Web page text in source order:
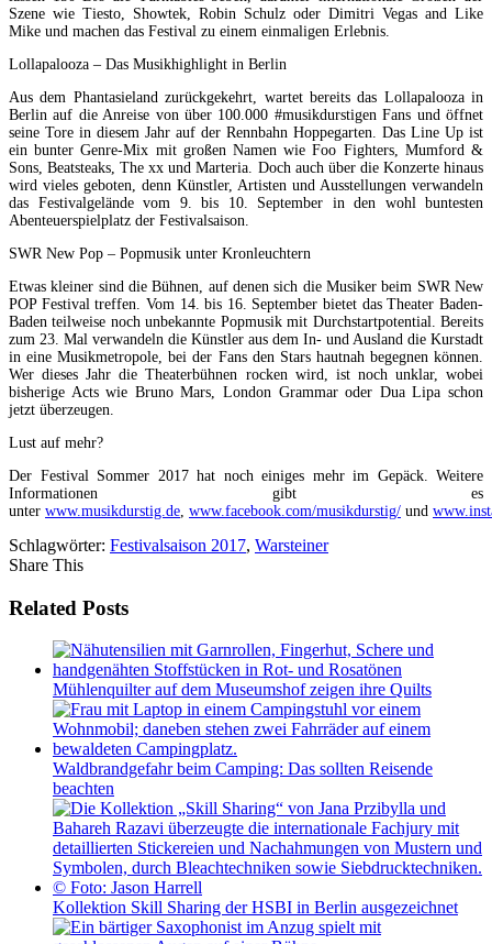
Szene wie Tiesto, Showtek, Robin Schulz oder Dimitri Vegas and Like
Mike und machen das Festival zu einem einmaligen Erlebnis.
Lollapalooza – Das Musikhighlight in Berlin
Aus dem Phantasieland zurückgekehrt, wartet bereits das Lollapalooza in
Berlin auf die Anreise von über 100.000 #musikdurstigen Fans und öffnet
seine Tore in diesem Jahr auf der Rennbahn Hoppegarten. Das Line Up ist
ein bunter Genre-Mix mit großen Namen wie Foo Fighters, Mumford &
Sons, Beatsteaks, The xx und Marteria. Doch auch über die Konzerte hinaus
wird vieles geboten, denn Künstler, Artisten und Ausstellungen verwandeln
das Festivalgelände vom 9. bis 10. September in den wohl buntesten
Abenteuerspielplatz der Festivalsaison.
SWR New Pop – Popmusik unter Kronleuchtern
Etwas kleiner sind die Bühnen, auf denen sich die Musiker beim SWR New
POP Festival treffen. Vom 14. bis 16. September bietet das Theater Baden-
Baden teilweise noch unbekannte Popmusik mit Durchstartpotential. Bereits
zum 23. Mal verwandeln die Künstler aus dem In- und Ausland die Kurstadt
in eine Musikmetropole, bei der Fans den Stars hautnah begegnen können.
Wer dieses Jahr die Theaterbühnen rocken wird, ist noch unklar, wobei
bisherige Acts wie Bruno Mars, London Grammar oder Dua Lipa schon
jetzt überzeugen.
Lust auf mehr?
Der Festival Sommer 2017 hat noch einiges mehr im Gepäck. Weitere
Informationen gibt es
unter www.musikdurstig.de www.facebook.com/musikdurstig/ und
Schlagwörter: Festivalsaison 2017, Warsteiner
Share This
Related Posts
Mühlenquilter auf dem Museumshof zeigen ihre Quilts
Waldbrandgefahr beim Camping: Das sollten Reisende
beachten
Kollektion Skill Sharing der HSBI in Berlin ausgezeichnet